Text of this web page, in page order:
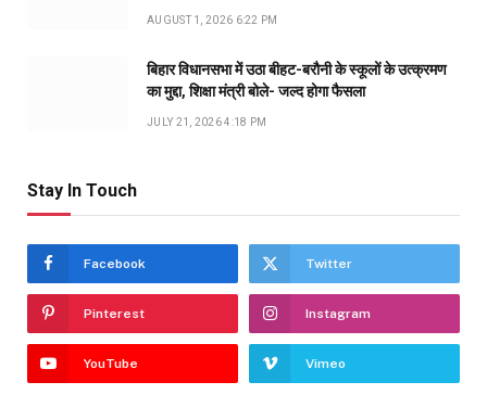
AUGUST 1, 2026 6:22 PM
बिहार विधानसभा में उठा बीहट-बरौनी के स्कूलों के उत्क्रमण
का मुद्दा, शिक्षा मंत्री बोले- जल्द होगा फैसला
JULY 21, 2026 4:18 PM
Stay In Touch
Facebook Twitter
Pinterest Instagram
YouTube Vimeo